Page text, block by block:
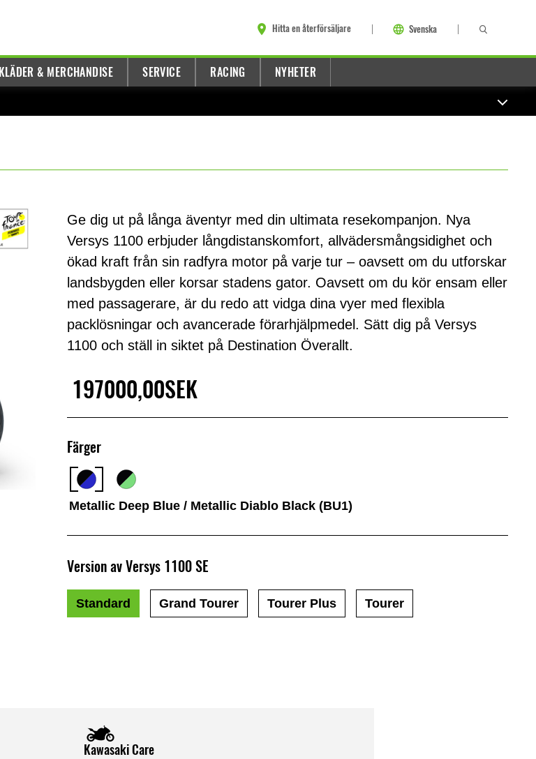
Hitta en återförsäljare Svenska
KLÄDER & MERCHANDISE SERVICE RACING NYHETER
Ge dig ut på långa äventyr med din ultimata resekompanjon. Nya
Versys 1100 erbjuder långdistanskomfort, allvädersmångsidighet och
ökad kraft från sin radfyra motor på varje tur – oavsett om du utforskar
landsbygden eller korsar stadens gator. Oavsett om du kör ensam eller
med passagerare, är du redo att vidga dina vyer med flexibla
packlösningar och avancerade förarhjälpmedel. Sätt dig på Versys
1100 och ställ in siktet på Destination Överallt.
197000,00SEK
Färger
Metallic Deep Blue / Metallic Diablo Black (BU1)
Version av Versys 1100 SE
Standard Grand Tourer Tourer Plus Tourer
Kawasaki Care